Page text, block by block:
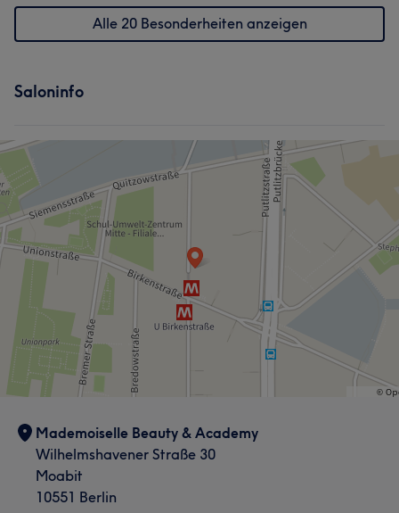
Alle 20 Besonderheiten anzeigen
Saloninfo
Mademoiselle Beauty & Academy
Wilhelmshavener Straße 30
Moabit
10551 Berlin